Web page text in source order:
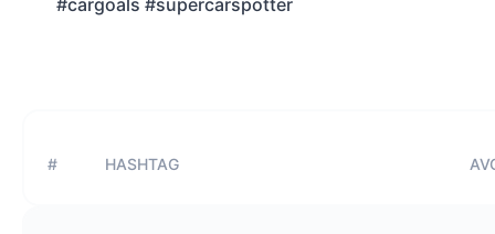
#cargoals #supercarspotter
# HASHTAG